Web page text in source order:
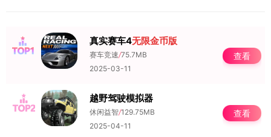
NO.1 真实赛车4无限金币版
赛车竞速/75.7MB
2025-03-11
查看
NO.2 越野驾驶模拟器
休闲益智/129.75MB
2025-04-11
查看